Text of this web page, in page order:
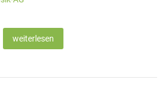
weiterlesen